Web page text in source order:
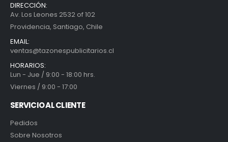
DIRECCIÓN:
Av. Los Leones 2532 of 102
Providencia, Santiago, Chile
EMAIL:
ventas@tazonespublicitarios.cl
HORARIOS:
Lun - Jue / 9:00 - 18:00 hrs.
Viernes / 9:00 - 17:00
SERVICIO AL CLIENTE
Pedidos
Sobre Nosotros